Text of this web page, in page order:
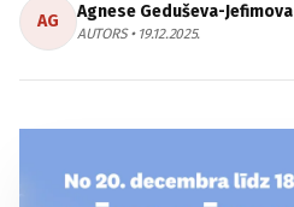
AG Agnese Geduševa-Jefimova
AUTORS • 19.12.2025.